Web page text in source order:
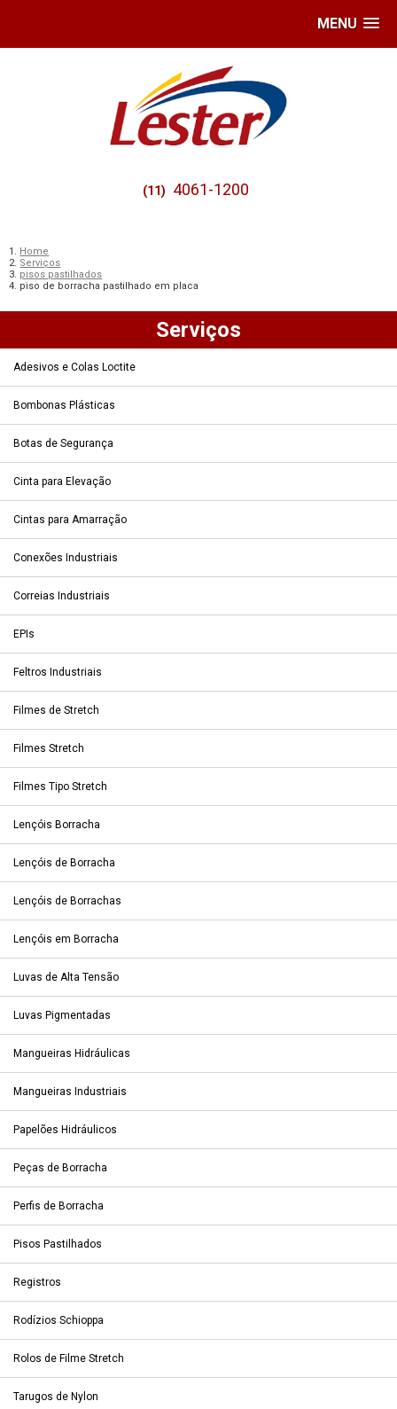
MENU
(11) 4061-1200
Home
Serviços
pisos pastilhados
piso de borracha pastilhado em placa
Serviços
Adesivos e Colas Loctite
Bombonas Plásticas
Botas de Segurança
Cinta para Elevação
Cintas para Amarração
Conexões Industriais
Correias Industriais
EPIs
Feltros Industriais
Filmes de Stretch
Filmes Stretch
Filmes Tipo Stretch
Lençóis Borracha
Lençóis de Borracha
Lençóis de Borrachas
Lençóis em Borracha
Luvas de Alta Tensão
Luvas Pigmentadas
Mangueiras Hidráulicas
Mangueiras Industriais
Papelões Hidráulicos
Peças de Borracha
Perfis de Borracha
Pisos Pastilhados
Registros
Rodízios Schioppa
Rolos de Filme Stretch
Tarugos de Nylon